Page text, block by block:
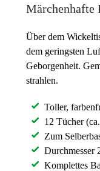
Märchenhafte
Über dem
dem geringsten
Geborgenheit.
strahlen.
Toller,
12 Tücher
Zum
Durchmesser
Komplettes